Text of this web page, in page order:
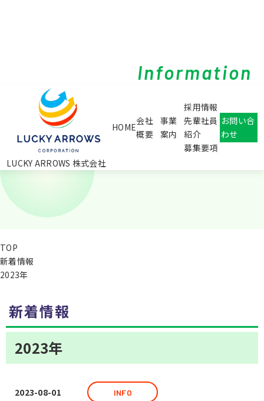
LUCKY ARROWS 株式会社
HOME
会社
概要
事業
案内
採用情報
先輩社員
紹介
募集要項
お問い合
わせ
Information
TOP
新着情報
2023年
新着情報
2023年
2023-08-01 INFO